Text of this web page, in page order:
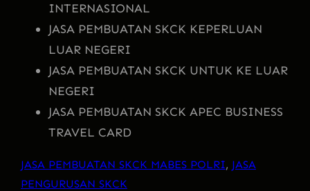
INTERNASIONAL
JASA PEMBUATAN SKCK KEPERLUAN
LUAR NEGERI
JASA PEMBUATAN SKCK UNTUK KE LUAR
NEGERI
JASA PEMBUATAN SKCK APEC BUSINESS
TRAVEL CARD
JASA PEMBUATAN SKCK MABES POLRI, JASA
PENGURUSAN SKCK